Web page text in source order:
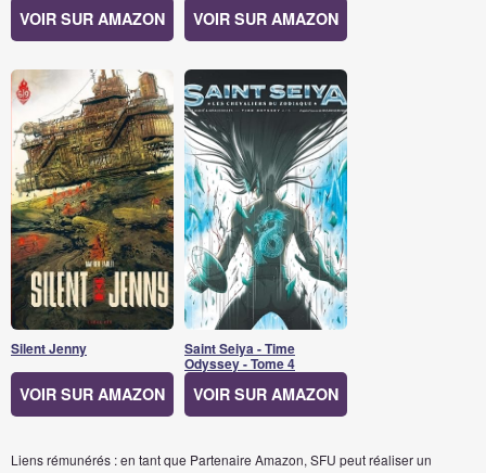
VOIR SUR AMAZON VOIR SUR AMAZON
Silent Jenny
VOIR SUR AMAZON
Saint Seiya - Time
Odyssey - Tome 4
VOIR SUR AMAZON
Liens rémunérés : en tant que Partenaire Amazon, SFU peut réaliser un